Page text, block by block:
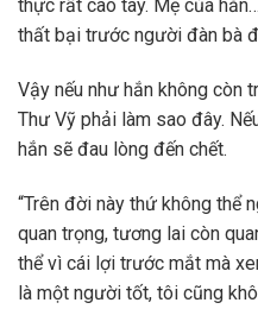
thực rất cao tay. Mẹ của
thất bại trước người đàn bà
Vậy nếu như hắn không còn
Thư Vỹ phải làm sao đây.
hắn sẽ đau lòng đến chết.
“Trên đời này thứ không thể
quan trọng, tương lai còn
thể vì cái lợi trước mắt mà
là một người tốt, tôi cũng